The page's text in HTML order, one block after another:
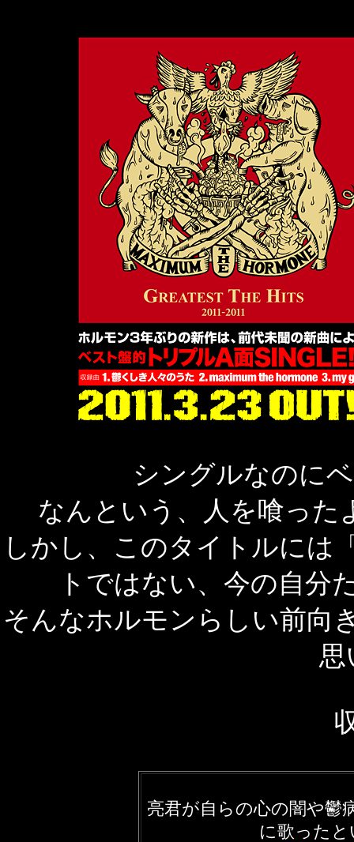
シングルなのに
なんという、人を喰った
しかし、このタイトルには
トではない、今の自分
そんなホルモンらしい前向
思
亮君が自らの心の闇や鬱
に歌った